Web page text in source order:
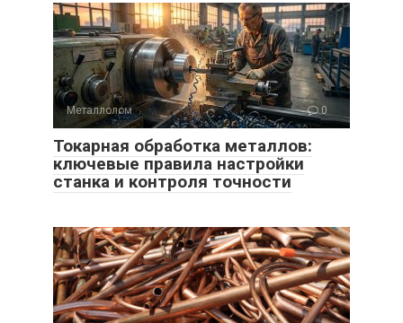
Металлолом 0
Токарная обработка металлов:
ключевые правила настройки
станка и контроля точности